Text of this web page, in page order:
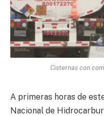
Cisternas con
A primeras horas de
Nacional de